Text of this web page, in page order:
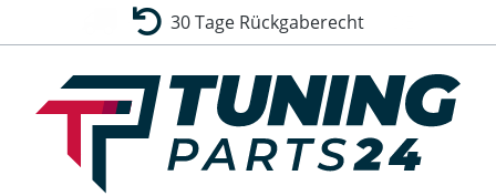
30 Tage Rückgaberecht